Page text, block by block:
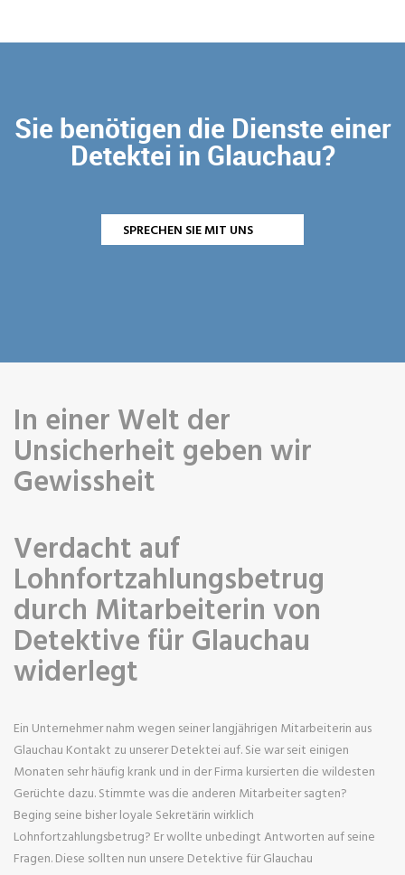
Sie benötigen die Dienste einer
Detektei in Glauchau?
SPRECHEN SIE MIT UNS
In einer Welt der
Unsicherheit geben wir
Gewissheit
Verdacht auf
Lohnfortzahlungsbetrug
durch Mitarbeiterin von
Detektive für Glauchau
widerlegt
Ein Unternehmer nahm wegen seiner langjährigen Mitarbeiterin aus
Glauchau Kontakt zu unserer Detektei auf. Sie war seit einigen
Monaten sehr häufig krank und in der Firma kursierten die wildesten
Gerüchte dazu. Stimmte was die anderen Mitarbeiter sagten?
Beging seine bisher loyale Sekretärin wirklich
Lohnfortzahlungsbetrug? Er wollte unbedingt Antworten auf seine
Fragen. Diese sollten nun unsere Detektive für Glauchau